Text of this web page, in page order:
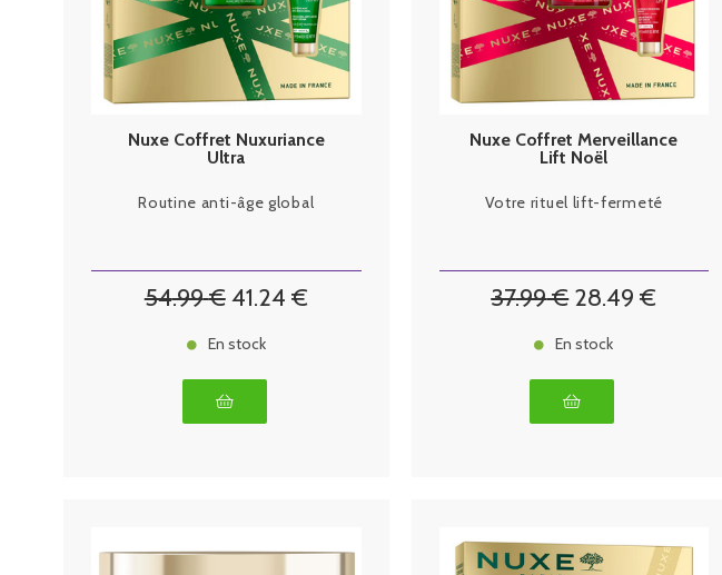
Nuxe Coffret Nuxuriance
Ultra
Routine anti-âge global
54.99€41.24 €
En stock
Nuxe Coffret Merveillance
Lift Noël
Votre rituel lift-fermeté
37.99€ 28.49 €
En stock